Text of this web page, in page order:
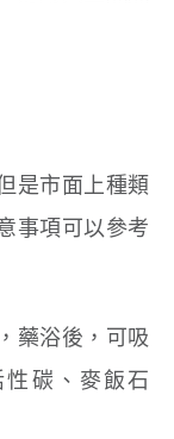
是市面上種類
事項可以參考
藥浴後，可吸
碳、麥飯石